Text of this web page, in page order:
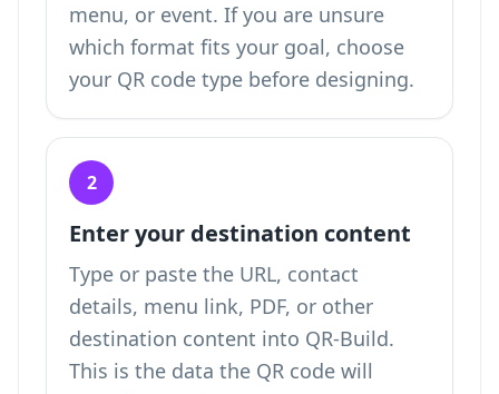
menu, or event. If you are unsure
which format fits your goal, choose
your QR code type before designing.
2
Enter your destination content
Type or paste the URL, contact
details, menu link, PDF, or other
destination content into QR-Build.
This is the data the QR code will